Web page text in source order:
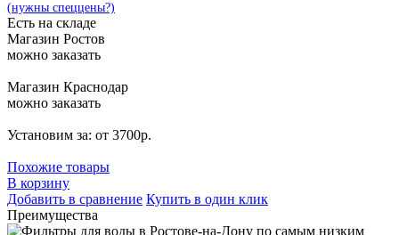
(нужны спеццены?)
Есть на складе
Магазин Ростов
можно заказать
Магазин Краснодар
можно заказать
Установим за: от 3700р.
Похожие товары
В корзину
Добавить в сравнение Купить в один клик
Преимущества